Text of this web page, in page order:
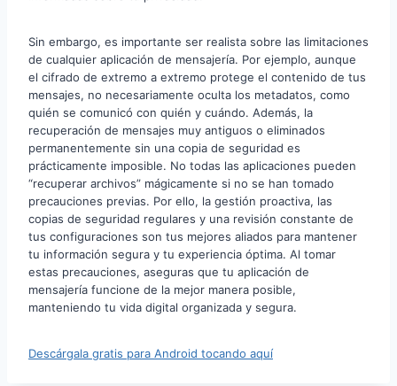
Sin embargo, es importante ser realista sobre las limitaciones
de cualquier aplicación de mensajería. Por ejemplo, aunque
el cifrado de extremo a extremo protege el contenido de tus
mensajes, no necesariamente oculta los metadatos, como
quién se comunicó con quién y cuándo. Además, la
recuperación de mensajes muy antiguos o eliminados
permanentemente sin una copia de seguridad es
prácticamente imposible. No todas las aplicaciones pueden
“recuperar archivos” mágicamente si no se han tomado
precauciones previas. Por ello, la gestión proactiva, las
copias de seguridad regulares y una revisión constante de
tus configuraciones son tus mejores aliados para mantener
tu información segura y tu experiencia óptima. Al tomar
estas precauciones, aseguras que tu aplicación de
mensajería funcione de la mejor manera posible,
manteniendo tu vida digital organizada y segura.
Descárgala gratis para Android tocando aquí